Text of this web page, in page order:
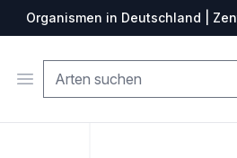
Organismen in Deutschland |
Open menu